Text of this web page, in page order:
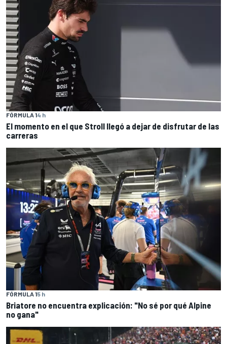
FÓRMULA 14 h
El momento en el que Stroll llegó a dejar de disfrutar de las
carreras
FÓRMULA 15 h
Briatore no encuentra explicación: "No sé por qué Alpine
no gana"